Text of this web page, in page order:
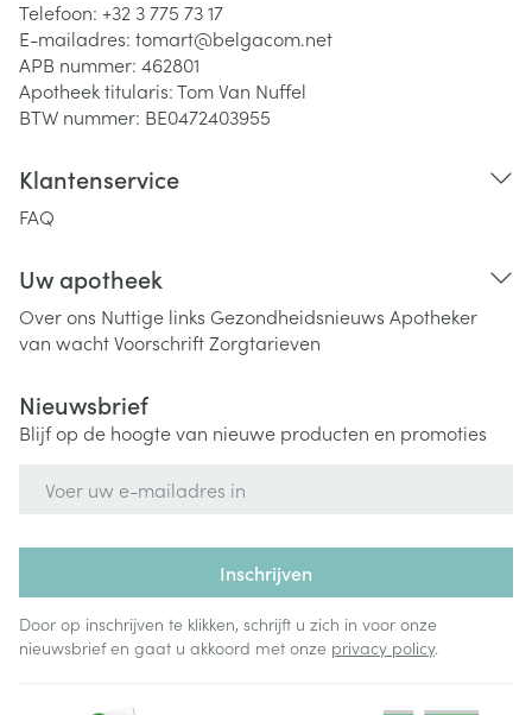
Telefoon: +32 3 775 73 17
E-mailadres: tomart@belgacom.net
APB nummer: 462801
Apotheek titularis:Tom Van Nuffel
BTW nummer: BE0472403955
Klantenservice
FAQ
Uw apotheek
Over ons Nuttige links Gezondheidsnieuws Apotheker
van wachtVoorschriftZorgtarieven
Nieuwsbrief
Blijf op de hoogte van nieuwe producten en promoties
Inschrijven
Door op inschrijven te klikken, schrijft u zich in voor onze
nieuwsbrief en gaat u akkoord met onze privacy policy.